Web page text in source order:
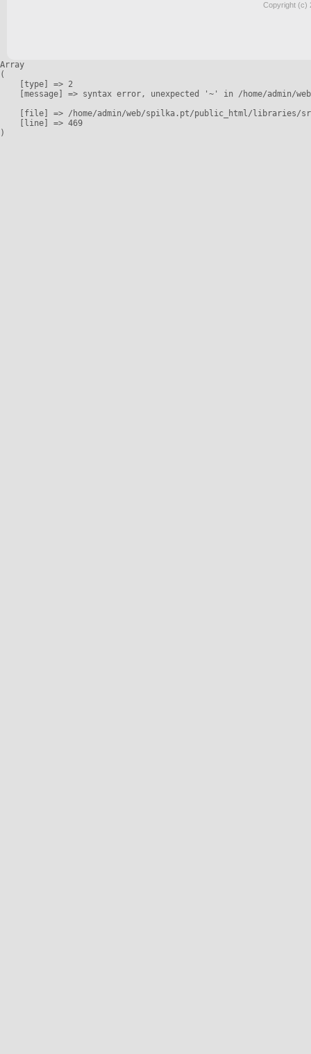
Copyright (c)
Array
(
    [type] => 2
[message] => syntax error, unexpected '~' in /home/admin/
[file] => /home/admin/web/spilka.pt/public_html/libraries/
    [line] => 469